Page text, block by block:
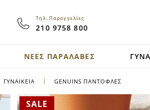
Τηλ. Παραγγελίες
210 9758 800
ΝΕΕΣ ΠΑΡΑΛΑΒΕΣ
ΓΥΝΑΙΚΕΙΑ GENUINS ΠΑΝΤΌΦΛΕΣ
SALE